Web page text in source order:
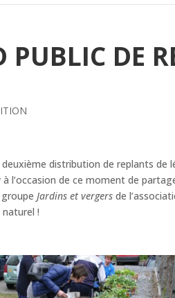
DE
distribution de replants de
l’occasion de ce moment de
groupeJardins et vergers de
!